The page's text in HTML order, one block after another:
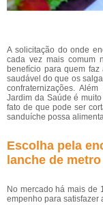
A solicitação do onde
cada vez mais comum
benefício para quem
saudável do que os
confraternizações.
Jardim da Saúde é
fato de que pode ser
sanduíche possa
Escolha pela
lanche de
No mercado há mais de
empenho para satisfazer